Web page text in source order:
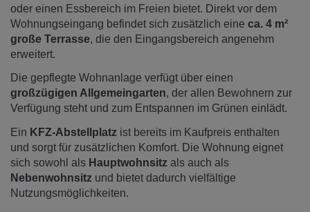
oder einen Essbereich im Freien bietet. Direkt vor dem
Wohnungseingang befindet sich zusätzlich eine ca. 4 m²
große Terrasse, die den Eingangsbereich angenehm
erweitert.
Die gepflegte Wohnanlage verfügt über einen
großzügigen Allgemeingarten, der allen Bewohnern zur
Verfügung steht und zum Entspannen im Grünen einlädt.
Ein KFZ-Abstellplatz ist bereits im Kaufpreis enthalten
und sorgt für zusätzlichen Komfort. Die Wohnung eignet
sich sowohl als Hauptwohnsitz als auch als
Nebenwohnsitz und bietet dadurch vielfältige
Nutzungsmöglichkeiten.